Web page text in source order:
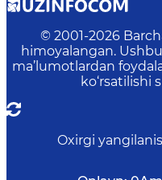
© 2001-2026
himoyalangan.
ma’lumotlardan
ko‘rsatilishi
Oxirgi